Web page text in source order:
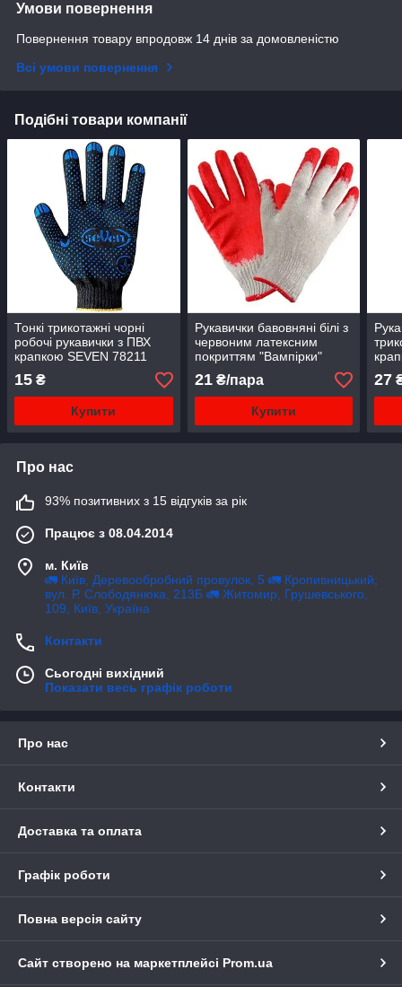
Умови повернення
Повернення товару впродовж 14 днів за домовленістю
Всі умови повернення
Подібні товари компанії
Тонкі трикотажні чорні
робочі рукавички з ПВХ
крапкою SEVEN 78211
15 ₴
Купити
Рукавички бавовняні білі з
червоним латексним
покриттям "Вампірки"
21₴/пара
Купити
27
Про нас
93% позитивних з 15 відгуків за рік
Працює з 08.04.2014
м. Київ
🚛 Київ, Деревообробний провулок, 5 🚛 Кропивницький,
вул. Р. Слободянюка, 213Б 🚛 Житомир, Грушевського,
109, Київ, Україна
Контакти
Сьогодні вихідний
Показати весь графік роботи
Про нас
Контакти
Доставка та оплата
Графік роботи
Повна версія сайту
Сайт створено на маркетплейсі Prom.ua